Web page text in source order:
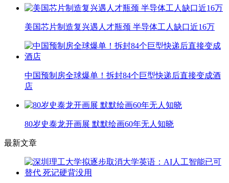
美国芯片制造复兴遇人才瓶颈 半导体工人缺口近16万
中国预制房全球爆单！拆封84个巨型快递后直接变成酒
店
80岁史泰龙开画展 默默绘画60年无人知晓
最新文章